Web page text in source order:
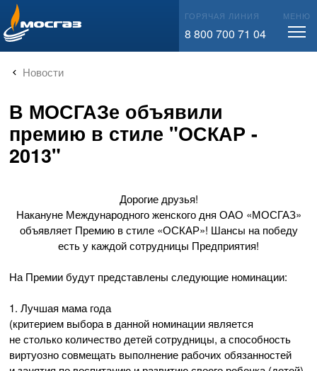
info@mos-gaz.ru ГОРЯЧАЯ ЛИНИЯ
8 800 700 71 04
МЕНЮ
Новости
В МОСГАЗе объявили
премию в стиле "ОСКАР -
2013"
Дорогие друзья!
Накануне Международного женского дня ОАО «МОСГАЗ»
объявляет Премию в стиле «ОСКАР»! Шансы на победу
есть у каждой сотрудницы Предприятия!
На Премии будут представлены следующие номинации:
1. Лучшая мама года
(критерием выбора в данной номинации является
не столько количество детей сотрудницы, а способность
виртуозно совмещать выполнение рабочих обязанностей